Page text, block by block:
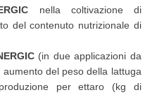
nella coltivazione di
del contenuto nutrizionale di
(in due applicazioni da
del peso della lattuga
per ettaro (kg di